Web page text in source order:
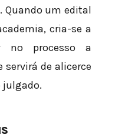
um edital
cria-se a
no processo a
de alicerce
julgado.